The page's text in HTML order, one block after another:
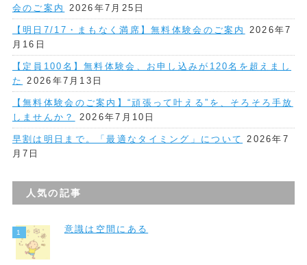
会のご案内
2026年7月25日
【明日7/17・まもなく満席】無料体験会のご案内
2026年7
月16日
【定員100名】無料体験会、お申し込みが120名を超えまし
た
2026年7月13日
【無料体験会のご案内】“頑張って叶える”を、そろそろ手放
しませんか？
2026年7月10日
早割は明日まで。「最適なタイミング」について
2026年7
月7日
人気の記事
意識は空間にある